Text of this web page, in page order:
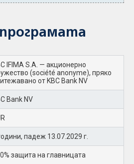
IFIMA S.A. — акционерно
(société anonyme), пряко
от KBC Bank NV
Bank NV
падеж 13.07.2029 г.
защита на главницата